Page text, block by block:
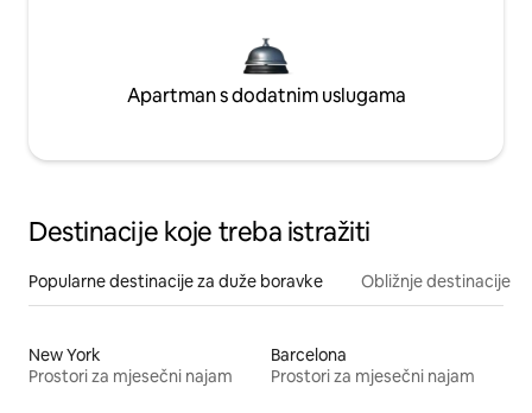
Apartman s dodatnim uslugama
Destinacije koje treba istražiti
Popularne destinacije za duže boravke Obližnje destinacije
New York
Prostori za mjesečni najam
Barcelona
Prostori za mjesečni najam